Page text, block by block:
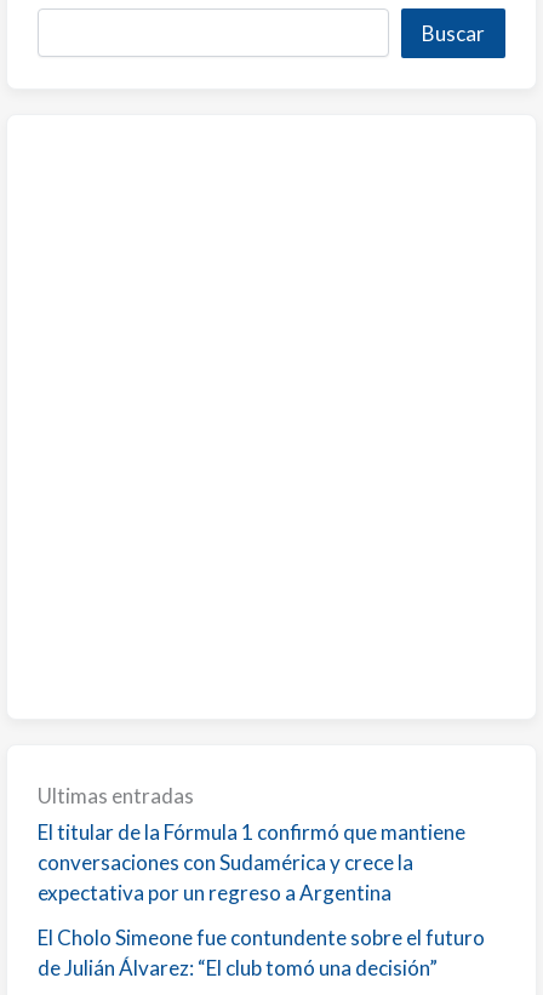
Buscar
Ultimas entradas
El titular de la Fórmula 1 confirmó que mantiene
conversaciones con Sudamérica y crece la
expectativa por un regreso a Argentina
El Cholo Simeone fue contundente sobre el futuro
de Julián Álvarez: “El club tomó una decisión”